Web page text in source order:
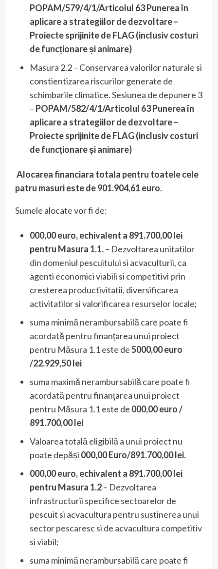
POPAM/579/4/1/Articolul 63 Punerea în
aplicare a strategiilor de dezvoltare –
Proiecte sprijinite de FLAG (inclusiv costuri
de funcționare și animare)
Masura 2.2 – Conservarea valorilor naturale si
constientizarea riscurilor generate de
schimbarile climatice. Sesiunea de depunere 3
– POPAM/582/4/1/Articolul 63 Punerea în
aplicare a strategiilor de dezvoltare –
Proiecte sprijinite de FLAG (inclusiv costuri
de funcționare și animare)
Alocarea financiara totala pentru toatele cele
patru masuri este de 901.904,61 euro.
Sumele alocate vor fi de:
000,00 euro, echivalent a 891.700,00 lei
pentru Masura 1.1.– Dezvoltarea unitatilor
din domeniul pescuitului si acvaculturii, ca
agenti economici viabili si competitivi prin
cresterea productivitatii, diversificarea
activitatilor si valorificarea resurselor locale;
suma minimă nerambursabilă care poate fi
acordată pentru finanțarea unui proiect
pentru Măsura 1.1 este de5000,00 euro
/22.929,50 lei
suma maximă nerambursabilă care poate fi
acordată pentru finanțarea unui proiect
pentru Măsura 1.1 este de 000,00 euro /
891.700,00 lei
Valoarea totală eligibilă a unui proiect nu
poate depăși 000,00 Euro/891.700,00 lei.
000,00 euro, echivalent a 891.700,00 lei
pentru Masura 1.2– Dezvoltarea
infrastructurii specifice sectoarelor de
pescuit si acvacultura pentru sustinerea unui
sector pescaresc si de acvacultura competitiv
si viabil;
suma minimă nerambursabilă care poate fi